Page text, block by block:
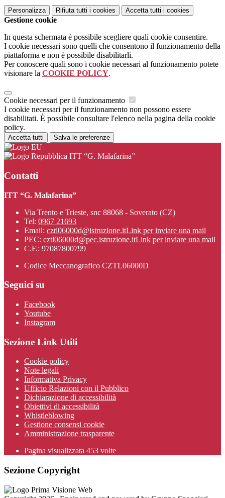
Personalizza Rifiuta tutti i cookies Accetta tutti i cookies
Gestione cookie
In questa schermata è possibile scegliere quali cookie consentire.
I cookie necessari sono quelli che consentono il funzionamento della
piattaforma e non è possibile disabilitarli.
Per conoscere quali sono i cookie necessari al funzionamento potete
visionare la COOKIE POLICY.
Cookie necessari per il funzionamento
I cookie necessari per il funzionamento non possono essere
disabilitati. È possibile consultare l'elenco nella pagina della cookie
policy.
Accetta tutti Salva le preferenze
ITT “G. Malafarina”
Contatti
ITT “G. Malafarina”
Via Trento e Trieste, snc 88068 - Soverato (CZ)
Tel: 0967 21693
Email: cztl06000d@istruzione.itLink per inviare una mail
PEC: cztl06000d@pec.istruzione.itLink per inviare una mail
C.F.: 97087800799
Codice Meccanografico CZTL06000D
Seguici su
Facebook
Youtube
Instagram
Sezione Link Utili
Cookie policy
Note legali
Informativa Privacy
Ufficio Relazioni con il Pubblico
Dichiarazione di accessibilità
Obiettivi di accessibilità
Whistleblowing
Gestione consensi cookie
Amministrazione trasparente
Pagina visualizzata 453 volte
Sezione Copyright